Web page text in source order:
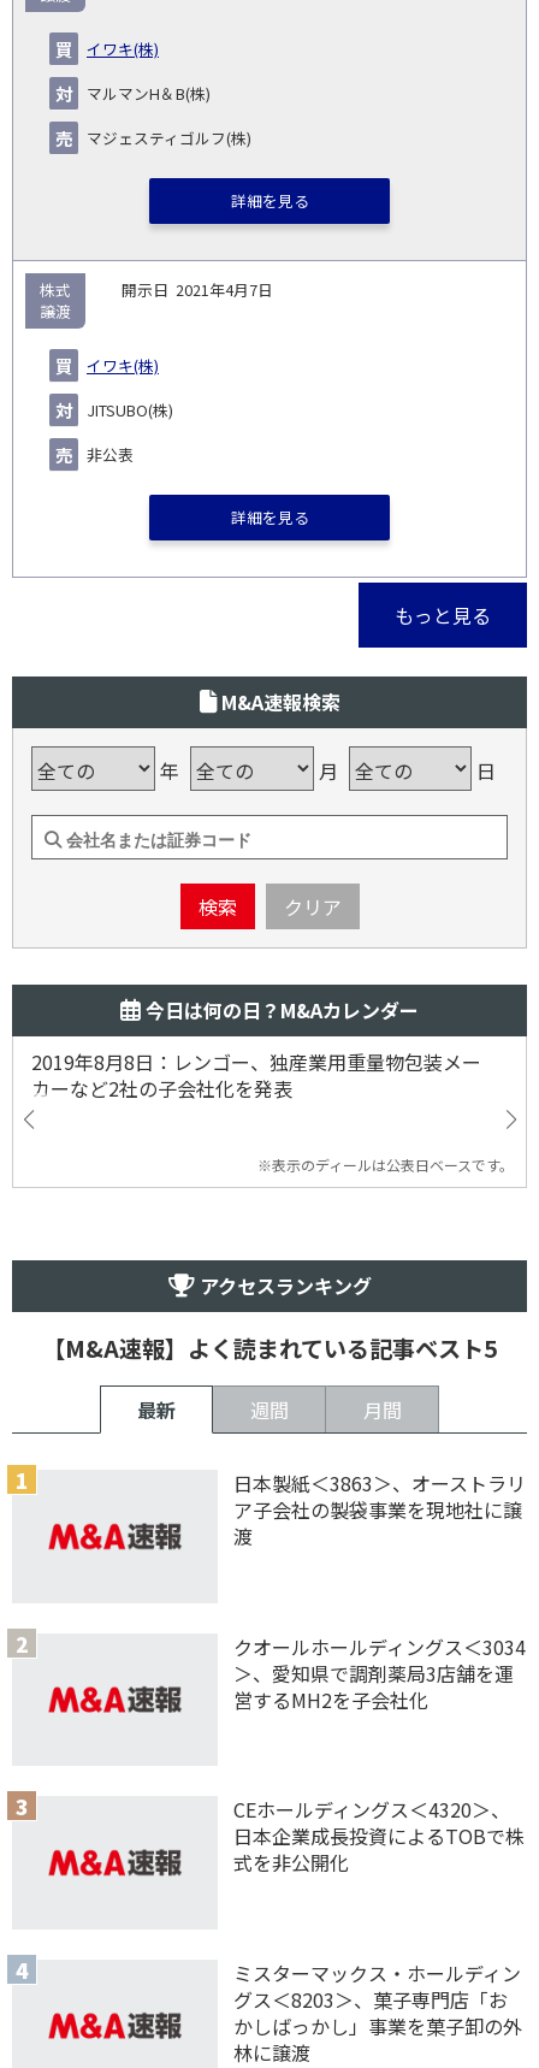
イワキ(株)
マルマンH＆B(株)
マジェスティゴルフ(株)
詳細を見る
2021年4月7日
イワキ(株)
JITSUBO(株)
非公表
株式
譲渡
詳細を見る
もっと見る
M&A速報検索
年 月 日
検索 クリア
今日は何の日？M&Aカレンダー
2019年8月8日：レンゴー、独産業用重量物包装メー
カーなど2社の子会社化を発表
※表示のディールは公表日ベースです。
アクセスランキング
【M&A速報】よく読まれている記事ベスト5
最新 週間 月間
日本製紙＜3863＞、オーストラリ
ア子会社の製袋事業を現地社に譲
渡
クオールホールディングス＜3034
＞、愛知県で調剤薬局3店舗を運
営するMH2を子会社化
CEホールディングス＜4320＞、
日本企業成長投資によるTOBで株
式を非公開化
ミスターマックス・ホールディン
グス＜8203＞、菓子専門店「お
かしばっかし」事業を菓子卸の外
林に譲渡